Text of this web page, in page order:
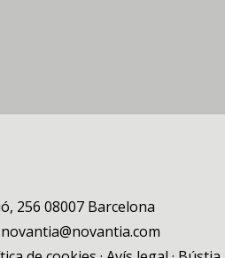
256 08007 Barcelona
novantia@novantia.com